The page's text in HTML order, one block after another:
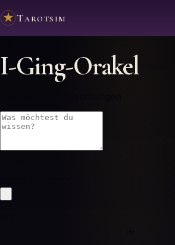
Tarotsim
I-Ging-Orakel